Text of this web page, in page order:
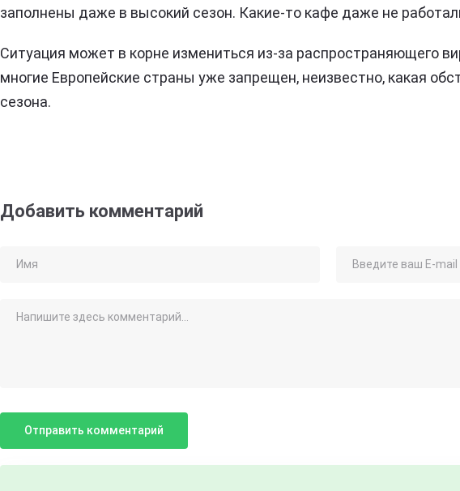
заполнены даже в высокий сезон. Какие-то кафе даже не
Ситуация может в корне измениться из-за распространяющего
многие Европейские страны уже запрещен, неизвестно, какая
сезона.
Добавить комментарий